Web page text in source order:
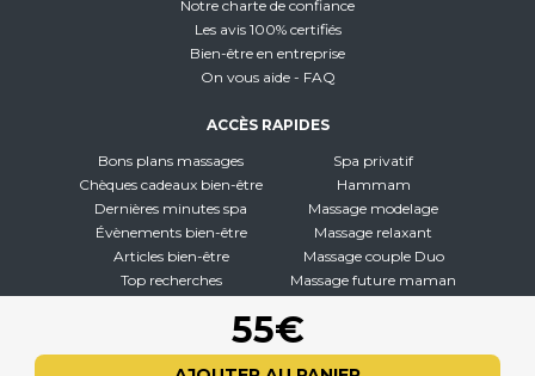
55€
Notre charte de confiance
Les avis 100% certifiés
Bien-être en entreprise
On vous aide - FAQ
ACCÈS RAPIDES
Bons plans massages
Chèques cadeaux bien-être
Dernières minutes spa
Évènements bien-être
Articles bien-être
Top recherches
Spa privatif
Hammam
Massage modelage
Massage relaxant
Massage couple Duo
Massage future maman
À PROPOS